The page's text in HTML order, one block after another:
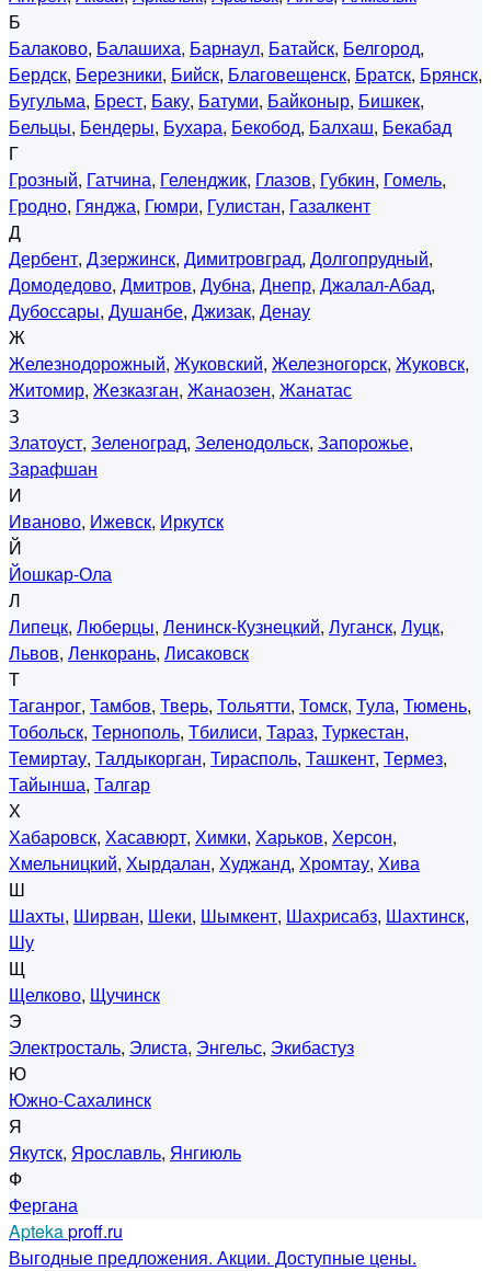
Б
Балаково, Балашиха, Барнаул, Батайск, Белгород,
Бердск, Березники, Бийск, Благовещенск, Братск, Брянск,
Бугульма, Брест, Баку, Батуми, Байконыр, Бишкек,
Бельцы, Бендеры, Бухара, Бекобод, Балхаш, Бекабад
Г
Грозный, Гатчина, Геленджик, Глазов, Губкин, Гомель,
Гродно, Гянджа, Гюмри, Гулистан, Газалкент
Д
Дербент, Дзержинск, Димитровград, Долгопрудный,
Домодедово, Дмитров, Дубна, Днепр, Джалал-Абад,
Дубоссары, Душанбе, Джизак, Денау
Ж
Железнодорожный, Жуковский, Железногорск, Жуковск,
Житомир, Жезказган, Жанаозен, Жанатас
З
Златоуст, Зеленоград, Зеленодольск, Запорожье,
Зарафшан
И
Иваново, Ижевск, Иркутск
Й
Йошкар-Ола
Л
Липецк, Люберцы, Ленинск-Кузнецкий, Луганск, Луцк,
Львов, Ленкорань, Лисаковск
Т
Таганрог, Тамбов, Тверь, Тольятти, Томск, Тула, Тюмень,
Тобольск, Тернополь, Тбилиси, Тараз, Туркестан,
Темиртау, Талдыкорган, Тирасполь, Ташкент, Термез,
Тайынша, Талгар
Х
Хабаровск, Хасавюрт, Химки, Харьков, Херсон,
Хмельницкий, Хырдалан, Худжанд, Хромтау, Хива
Ш
Шахты, Ширван, Шеки, Шымкент, Шахрисабз, Шахтинск,
Шу
Щ
Щелково, Щучинск
Э
Электросталь, Элиста, Энгельс, Экибастуз
Ю
Южно-Сахалинск
Я
Якутск, Ярославль, Янгиюль
Ф
Фергана
Aptekaproff.ru
Выгодные предложения. Акции. Доступные цены.